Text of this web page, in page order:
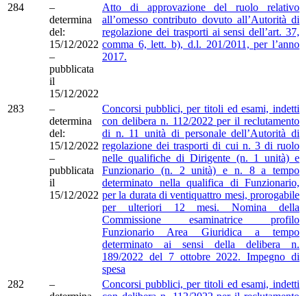
284
–
determina
del:
15/12/2022
–
pubblicata
il
15/12/2022
Atto di approvazione del ruolo relativo
all’omesso contributo dovuto all’Autorità di
regolazione dei trasporti ai sensi dell’art. 37,
comma 6, lett. b), d.l. 201/2011, per l’anno
2017.
283
–
determina
del:
15/12/2022
–
pubblicata
il
15/12/2022
Concorsi pubblici, per titoli ed esami, indetti
con delibera n. 112/2022 per il reclutamento
di n. 11 unità di personale dell’Autorità di
regolazione dei trasporti di cui n. 3 di ruolo
nelle qualifiche di Dirigente (n. 1 unità) e
Funzionario (n. 2 unità) e n. 8 a tempo
determinato nella qualifica di Funzionario,
per la durata di ventiquattro mesi, prorogabile
per ulteriori 12 mesi. Nomina della
Commissione esaminatrice profilo
Funzionario Area Giuridica a tempo
determinato ai sensi della delibera n.
189/2022 del 7 ottobre 2022. Impegno di
spesa
282
–
Concorsi pubblici, per titoli ed esami, indetti